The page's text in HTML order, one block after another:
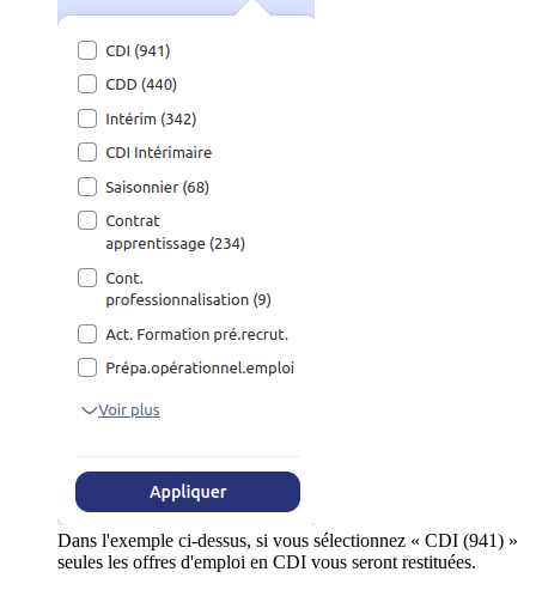
Dans l'exemple ci-dessus, si vous sélectionnez « CDI (941) »
seules les offres d'emploi en CDI vous seront restituées.